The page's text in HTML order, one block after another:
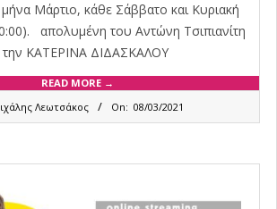
Μάρτιο, κάθε Σάββατο και Κυριακή
απολυμένη του Αντώνη Τσιπιανίτη
την ΚΑΤΕΡΙΝΑ ΔΙΔΑΣΚΑΛΟΥ
READ MORE →
Λεωτσάκος On: 08/03/2021